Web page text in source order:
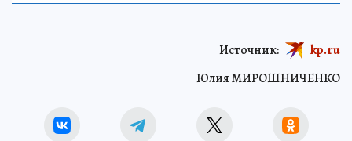
Юлия МИРОШНИЧЕНКО
Источник: kp.ru